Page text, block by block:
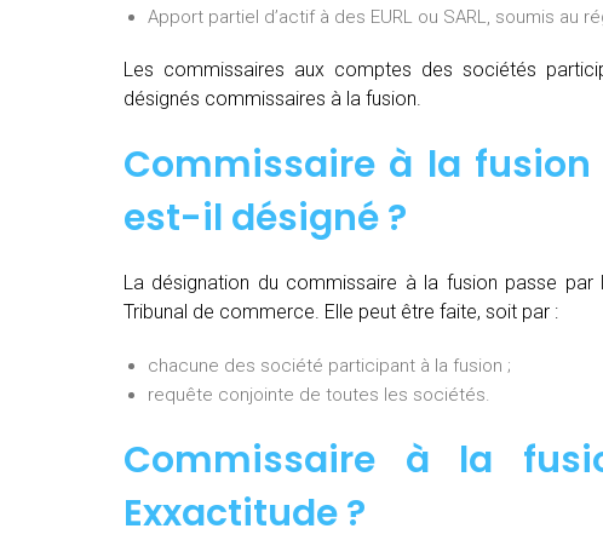
Apport partiel d’actif à des EURL ou SARL, soumis au
Les commissaires aux comptes des sociétés
désignés commissaires à la fusion.
Commissaire à la fusion
est-il désigné ?
La désignation du commissaire à la fusion passe par
Tribunal de commerce. Elle peut être faite, soit par :
chacune des société participant à la fusion ;
requête conjointe de toutes les sociétés.
Commissaire à la
Exxactitude ?